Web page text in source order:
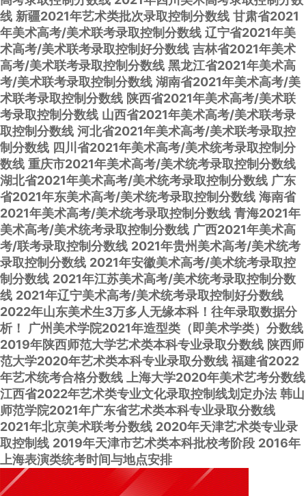
线 新疆2021年艺术类批次录取控制分数线 甘肃省2021
年美术高考/美术联考录取控制分数线 辽宁省2021年美
术高考/美术联考录取控制好分数线 吉林省2021年美术
高考/美术联考录取控制分数线 黑龙江省2021年美术高
考/美术联考录取控制分数线 湖南省2021年美术高考/美
术联考录取控制分数线 陕西省2021年美术高考/美术联
考录取控制分数线 山西省2021年美术高考/美术联考录
取控制分数线 河北省2021年美术高考/美术联考录取控
制分数线 四川省2021年美术高考/美术统考录取控制分
数线 重庆市2021年美术高考/美术统考录取控制分数线
湖北省2021年美术高考/美术统考录取控制分数线 广东
省2021年东美术高考/美术统考录取控制分数线 海南省
2021年美术高考/美术统考录取控制分数线 青海2021年
美术高考/美术统考录取控制分数线 广西2021年美术高
考/联考录取控制分数线 2021年贵州美术高考/美术统考
录取控制分数线 2021年安徽美术高考/美术统考录取控
制分数线 2021年江苏美术高考/美术统考录取控制分数
线 2021年辽宁美术高考/美术统考录取控制好分数线
2022年山东美术生3万多人无缘本科！往年录取数据分
析！
广州美术学院2021年造型类（即美术学类）分数线
2019年陕西师范大学艺术类本科专业录取分数线 陕西师
范大学2020年艺术类本科专业录取分数线 福建省2022
年艺术统考合格分数线
上海大学2020年美术艺考分数线
江西省2022年艺术类专业文化录取控制线划定办法 韩山
师范学院2021年广东省艺术类本科专业录取分数线
2021年北京美术联考分数线 2020年天津艺术类专业录
取控制线 2019年天津市艺术类本科批校考阶段 2016年
上海表演类统考时间与地点安排